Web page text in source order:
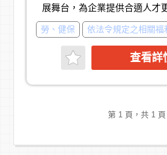
◆每月績效獎金
◆三節禮金、禮品
◆年終獎金(依個人績效表現)
◆生日禮金
◆員工聚餐、尾牙聚餐
展舞台，為企業提供合適人才
性與質/量的要求。業務集中於
蓋台北、新竹、台中、台南、
京、天津等地，協助人才找工
才、委外服務、人才發展、專
勞、健保
依法令規定之相關福
勞工退休金提撥
查看詳
第 1 頁，共 1 頁